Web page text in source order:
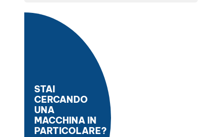
STAI
CERCANDO
UNA
MACCHINA IN
PARTICOLARE?